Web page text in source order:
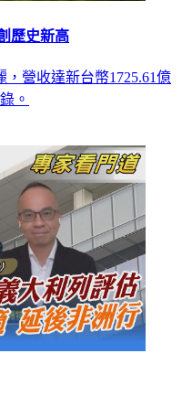
歷史新高
營收達新台幣1725.61億
。